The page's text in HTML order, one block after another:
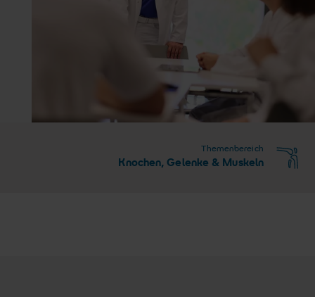
Themenbereich
Knochen, Gelenke & Muskeln